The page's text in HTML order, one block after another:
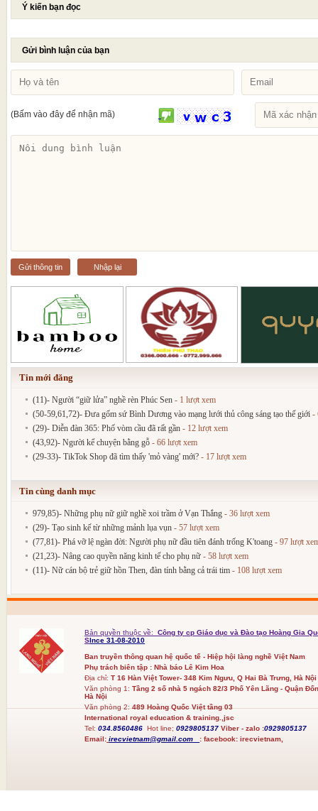
Ý kiến bạn đọc
Gửi bình luận của bạn
(Bấm vào đây để nhận mã)
Gửi thông tin Nhập lại
Tin mới đăng
(11)- Người “giữ lửa” nghề rèn Phúc Sen - 1 lượt xem
(50-59,61,72)- Đưa gốm sứ Bình Dương vào mạng lưới thủ công sáng tạo thế giới -
(29)- Diễn đàn 365: Phố vòm cầu đã rất gần - 12 lượt xem
(43,92)- Người kể chuyện bằng gỗ - 66 lượt xem
(29-33)- TikTok Shop đã tìm thấy 'mỏ vàng' mới? - 17 lượt xem
Tin cùng danh mục
979,85)- Những phụ nữ giữ nghề xoi trầm ở Vạn Thắng - 36 lượt xem
(29)- Tạo sinh kế từ những mảnh lụa vụn - 57 lượt xem
(77,81)- Phá vỡ lệ ngàn đời: Người phụ nữ đầu tiên đánh trống K'toang - 97 lượt
(21,23)- Nâng cao quyền năng kinh tế cho phụ nữ - 58 lượt xem
(11)- Nữ cán bộ trẻ giữ hồn Then, đàn tính bằng cả trái tim - 108 lượt xem
Bản quyền thuộc về:
Công ty cp Giáo dục và Đào tạo Hoàng Gia
SInce 31-08-2010
Ban truyền thông quan hệ quốc tế - Hiệp hội làng nghề Việt Nam
Phụ trách biên tập : Nhà báo Lê Kim Hoa
Địa chỉ: T 16 Hàn Việt Tower- 348 Kim Ngưu, Q Hai Bà Trưng, Hà Nội
Văn phòng 1:Tầng 2 số nhà 5 ngách 82/3 Phố Yên Lãng - Quận
Hà Nội
Văn phòng 2:489 Hoàng Quốc Việt tầng 03
International royal education & training.,jsc
Tel:034.8560486Hot line; 0929805137 Viber - zalo :0929805137
Email: irecvietnam@gmail.com :facebook: irecvietnam,